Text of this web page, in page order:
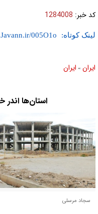
کد خبر: 1284008
لینک کوتاه:
ايران » ايران
استان‌ها
سجاد مرسلی